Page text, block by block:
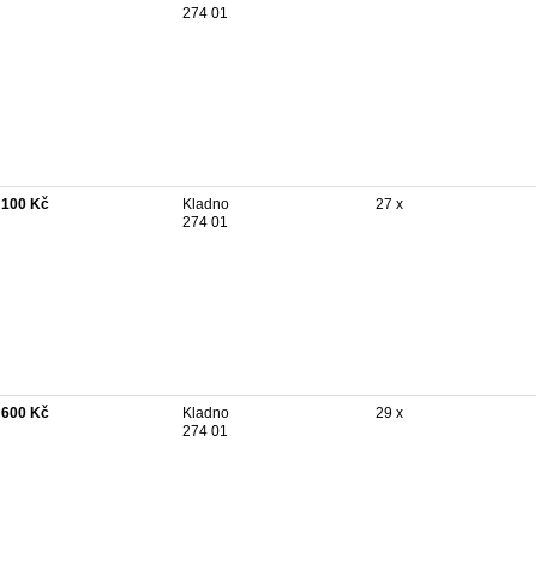
274 01
100 Kč
Kladno
274 01
27 x
600 Kč
Kladno
274 01
29 x